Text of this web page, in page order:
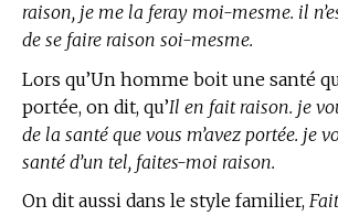
raison, je me la feray moi-mesme. il
de se faire raison soi-mesme.
Lors qu’Un homme boit une santé
portée, on dit, qu’Il en fait raison. je
de la santé que vous m’avez portée. je
santé d’un tel, faites-moi raison.
On dit aussi dans le style familier,